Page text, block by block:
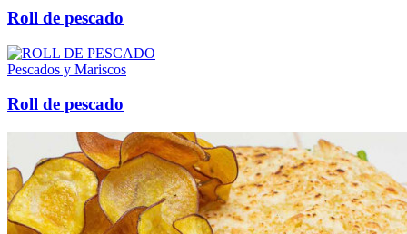
Roll de pescado
Pescados y Mariscos
Roll de pescado